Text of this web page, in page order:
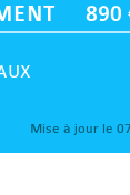
890
Mise à jour le